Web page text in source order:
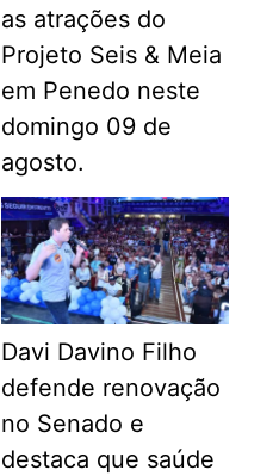
as atrações do
Projeto Seis & Meia
em Penedo neste
domingo 09 de
agosto.
Davi Davino Filho
defende renovação
no Senado e
destaca que saúde